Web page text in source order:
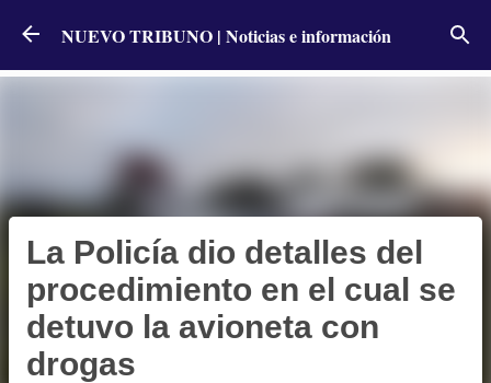
Ir al contenido principal
NUEVO TRIBUNO | Noticias e información
La Policía dio detalles del
procedimiento en el cual se
detuvo la avioneta con
drogas